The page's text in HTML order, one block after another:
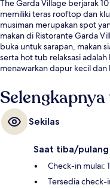
The Garda Village berjarak
memiliki teras rooftop dan
musiman merupakan spot
makan di Ristorante Garda
buka untuk sarapan, makan
serta hot tub relaksasi
menawarkan dapur kecil dan
Sekilas
Saat tiba/pulang
Check-in mulai:
Tersedia